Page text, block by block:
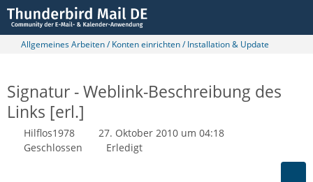
Allgemeines Arbeiten / Konten einrichten / Installation & Update
Signatur - Weblink-Beschreibung des
Links [erl.]
Hilflos1978
27. Oktober 2010 um 04:18
Geschlossen
Erledigt